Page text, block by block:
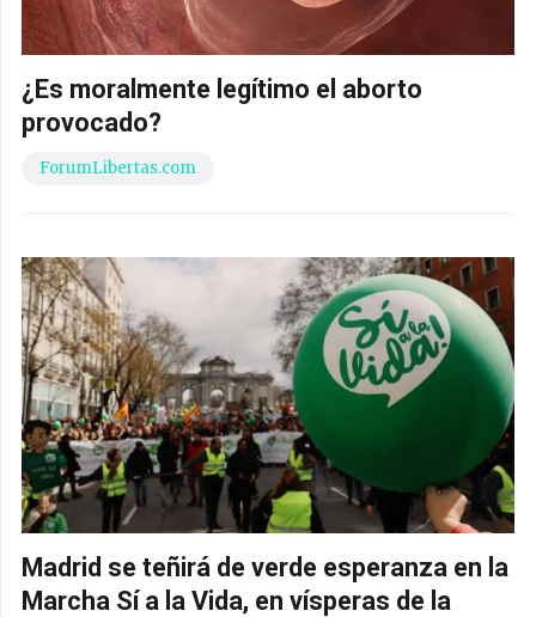
¿Es moralmente legítimo el aborto
provocado?
ForumLibertas.com
Madrid se teñirá de verde esperanza en la
Marcha Sí a la Vida, en vísperas de la